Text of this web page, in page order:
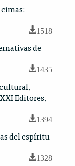
1518
de
1435
Editores,
1394
del espíritu
1328